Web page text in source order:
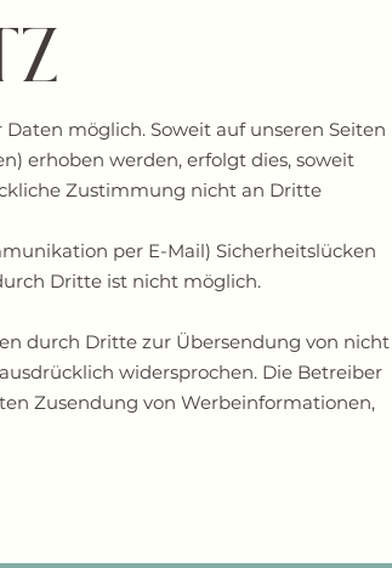
möglich. Soweit auf unseren Seiten
erhoben werden, erfolgt dies, soweit
Zustimmung nicht an Dritte
per E-Mail) Sicherheitslücken
Dritte ist nicht möglich.
durch Dritte zur Übersendung von nicht
widersprochen. Die Betreiber
Zusendung von Werbeinformationen,